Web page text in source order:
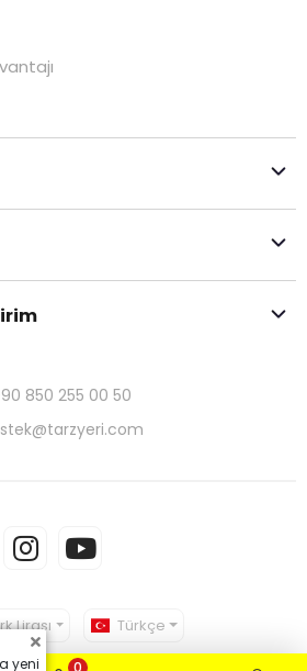
850 255 00 50
Lirası Türkçe
yeni